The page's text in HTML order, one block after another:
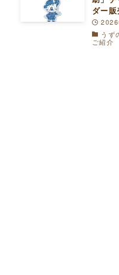
ダー
2026
うず
ご紹介